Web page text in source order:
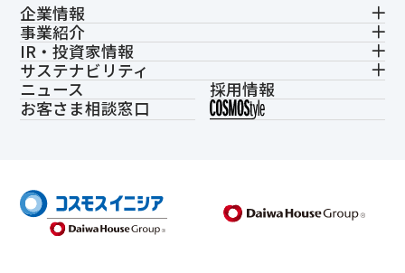
企業情報
事業紹介
IR・投資家情報
サステナビリティ
ニュース
採用情報
お客さま相談窓口